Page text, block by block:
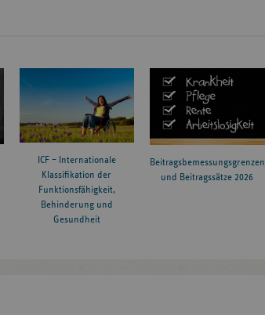
ICF – Internationale
Klassifikation der
Funktionsfähigkeit,
Behinderung und
Gesundheit
Beitragsbemessungsgrenzen
und Beitragssätze 2026